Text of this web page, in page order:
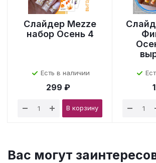
Слайдер Mezze
набор Осень 4
Есть в наличии
299 ₽
В корзину
Вас могут